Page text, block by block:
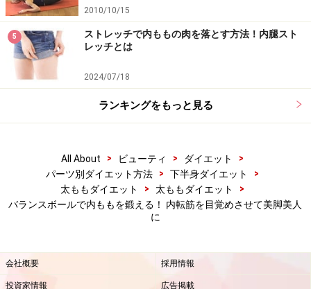
2010/10/15
5
ストレッチで内ももの肉を落とす方法！内腿スト
レッチとは
2024/07/18
ランキングをもっと見る
All About > ビューティ > ダイエット
>
パーツ別ダイエット方法
> 下半身ダイエット
>
太ももダイエット
> 太ももダイエット
>
バランスボールで内ももを鍛える！ 内転筋を目覚めさせて美脚美人
に
会社概要 採用情報
投資家情報 広告掲載